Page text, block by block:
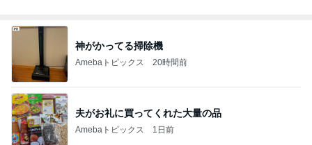
だいた 慌ただしく向かった実家